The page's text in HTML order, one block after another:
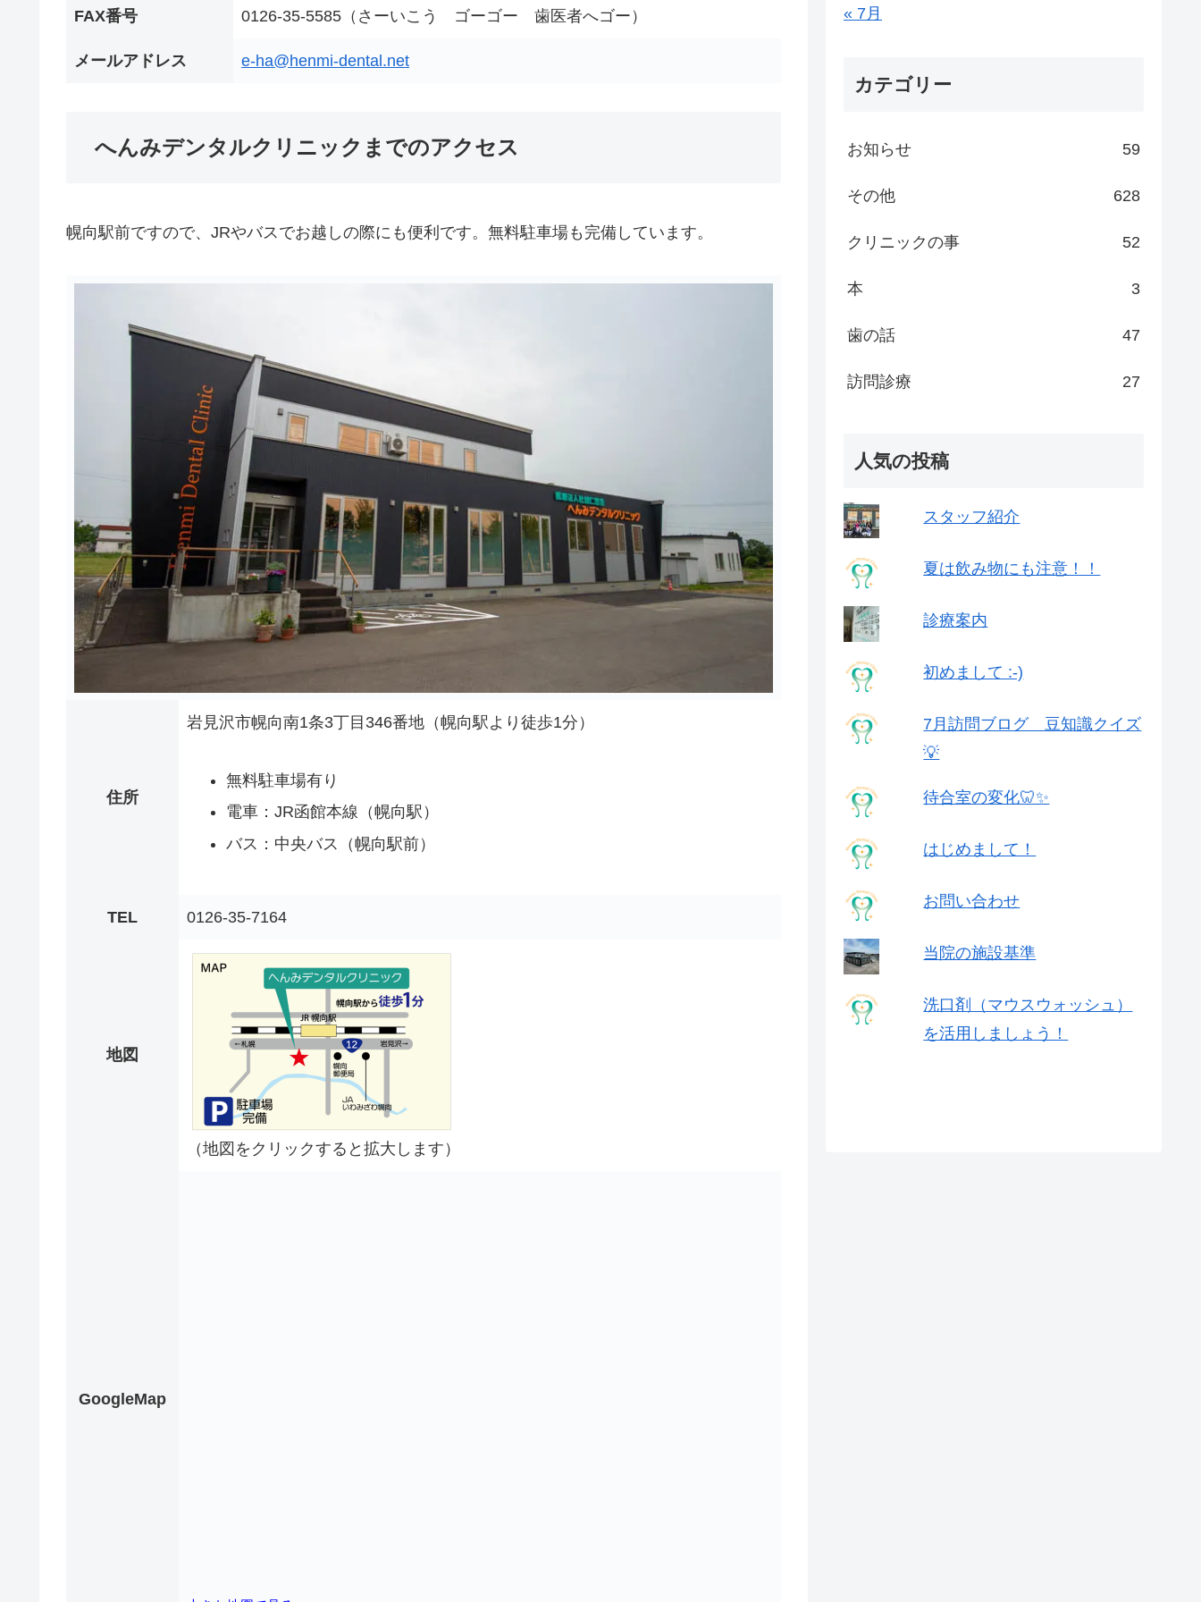
FAX番号 0126-35-5585（さーいこう ゴーゴー 歯医者へゴー）
メールアドレス e-ha@henmi-dental.net
へんみデンタルクリニックまでのアクセス
幌向駅前ですので、JRやバスでお越しの際にも便利です。無料駐車場も完備しています。
住所
岩見沢市幌向南1条3丁目346番地（幌向駅より徒歩1分）
無料駐車場有り
電車：JR函館本線（幌向駅）
バス：中央バス（幌向駅前）
TEL 0126-35-7164
地図
（地図をクリックすると拡大します）
GoogleMap
« 7月
カテゴリー
お知らせ 59
その他 628
クリニックの事 52
本 3
歯の話 47
訪問診療 27
人気の投稿
スタッフ紹介
夏は飲み物にも注意！！
診療案内
初めまして :-)
7月訪問ブログ 豆知識クイズ
💡
待合室の変化🦷✨
はじめまして！
お問い合わせ
当院の施設基準
洗口剤（マウスウォッシュ）
を活用しましょう！